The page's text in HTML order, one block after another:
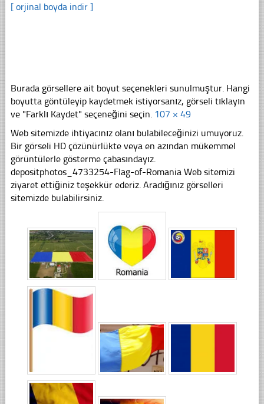
[ orjinal boyda indir ]
Burada görsellere ait boyut seçenekleri sunulmuştur. Hangi
boyutta göntüleyip kaydetmek istiyorsanız, görseli tıklayın
ve "Farklı Kaydet" seçeneğini seçin. 107 × 49
Web sitemizde ihtiyacınız olanı bulabileceğinizi umuyoruz.
Bir görseli HD çözünürlükte veya en azından mükemmel
görüntülerle gösterme çabasındayız.
depositphotos_4733254-Flag-of-Romania Web sitemizi
ziyaret ettiğiniz teşekkür ederiz. Aradığınız görselleri
sitemizde bulabilirsiniz.